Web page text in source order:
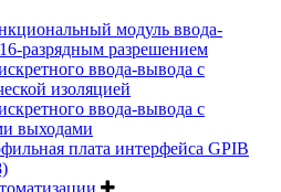
модуль ввода-
разрядным разрешением
ввода-вывода с
изоляцией
ввода-вывода с
выходами
плата интерфейса GPIB